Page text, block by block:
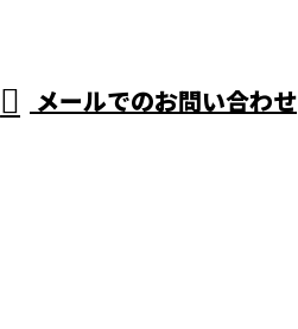
メールでのお問い合わせ